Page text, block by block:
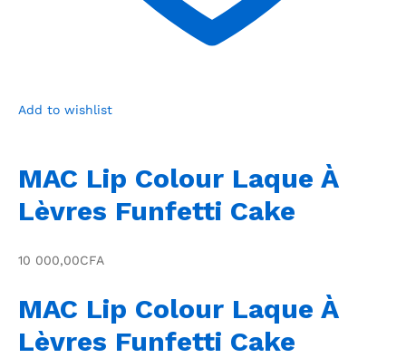
Add to wishlist
MAC Lip Colour Laque À
Lèvres Funfetti Cake
10 000,00CFA
MAC Lip Colour Laque À
Lèvres Funfetti Cake